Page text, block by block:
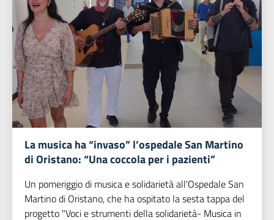
La musica ha “invaso” l’ospedale San Martino
di Oristano: “Una coccola per i pazienti”
Un pomeriggio di musica e solidarietà all'Ospedale San
Martino di Oristano, che ha ospitato la sesta tappa del
progetto "Voci e strumenti della solidarietà- Musica in